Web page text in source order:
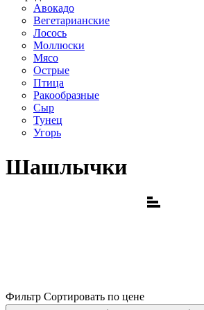
Авокадо
Вегетарианские
Лосось
Моллюски
Мясо
Острые
Птица
Ракообразные
Сыр
Тунец
Угорь
Шашлычки
Фильтр Сортировать по цене